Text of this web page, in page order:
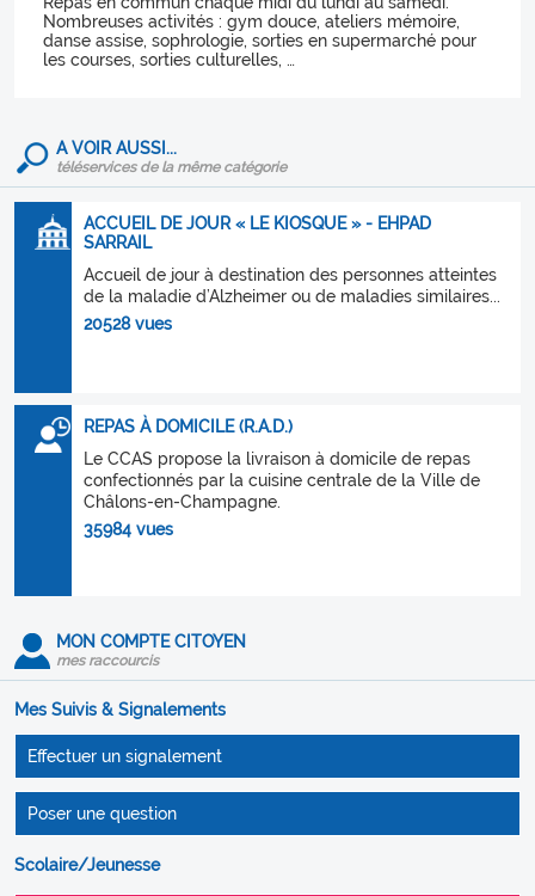
Nombreuses activités : gym douce, ateliers mémoire,
danse assise, sophrologie, sorties en supermarché pour
les courses, sorties culturelles, …
A VOIR AUSSI...
téléservices de la même catégorie
ACCUEIL DE JOUR « LE KIOSQUE » - EHPAD
SARRAIL
Accueil de jour à destination des personnes atteintes
de la maladie d’Alzheimer ou de maladies similaires...
20528 vues
REPAS À DOMICILE (R.A.D.)
Le CCAS propose la livraison à domicile de repas
confectionnés par la cuisine centrale de la Ville de
Châlons-en-Champagne.
35984 vues
MON COMPTE CITOYEN
mes raccourcis
Mes Suivis & Signalements
Effectuer un signalement
Poser une question
Scolaire/Jeunesse